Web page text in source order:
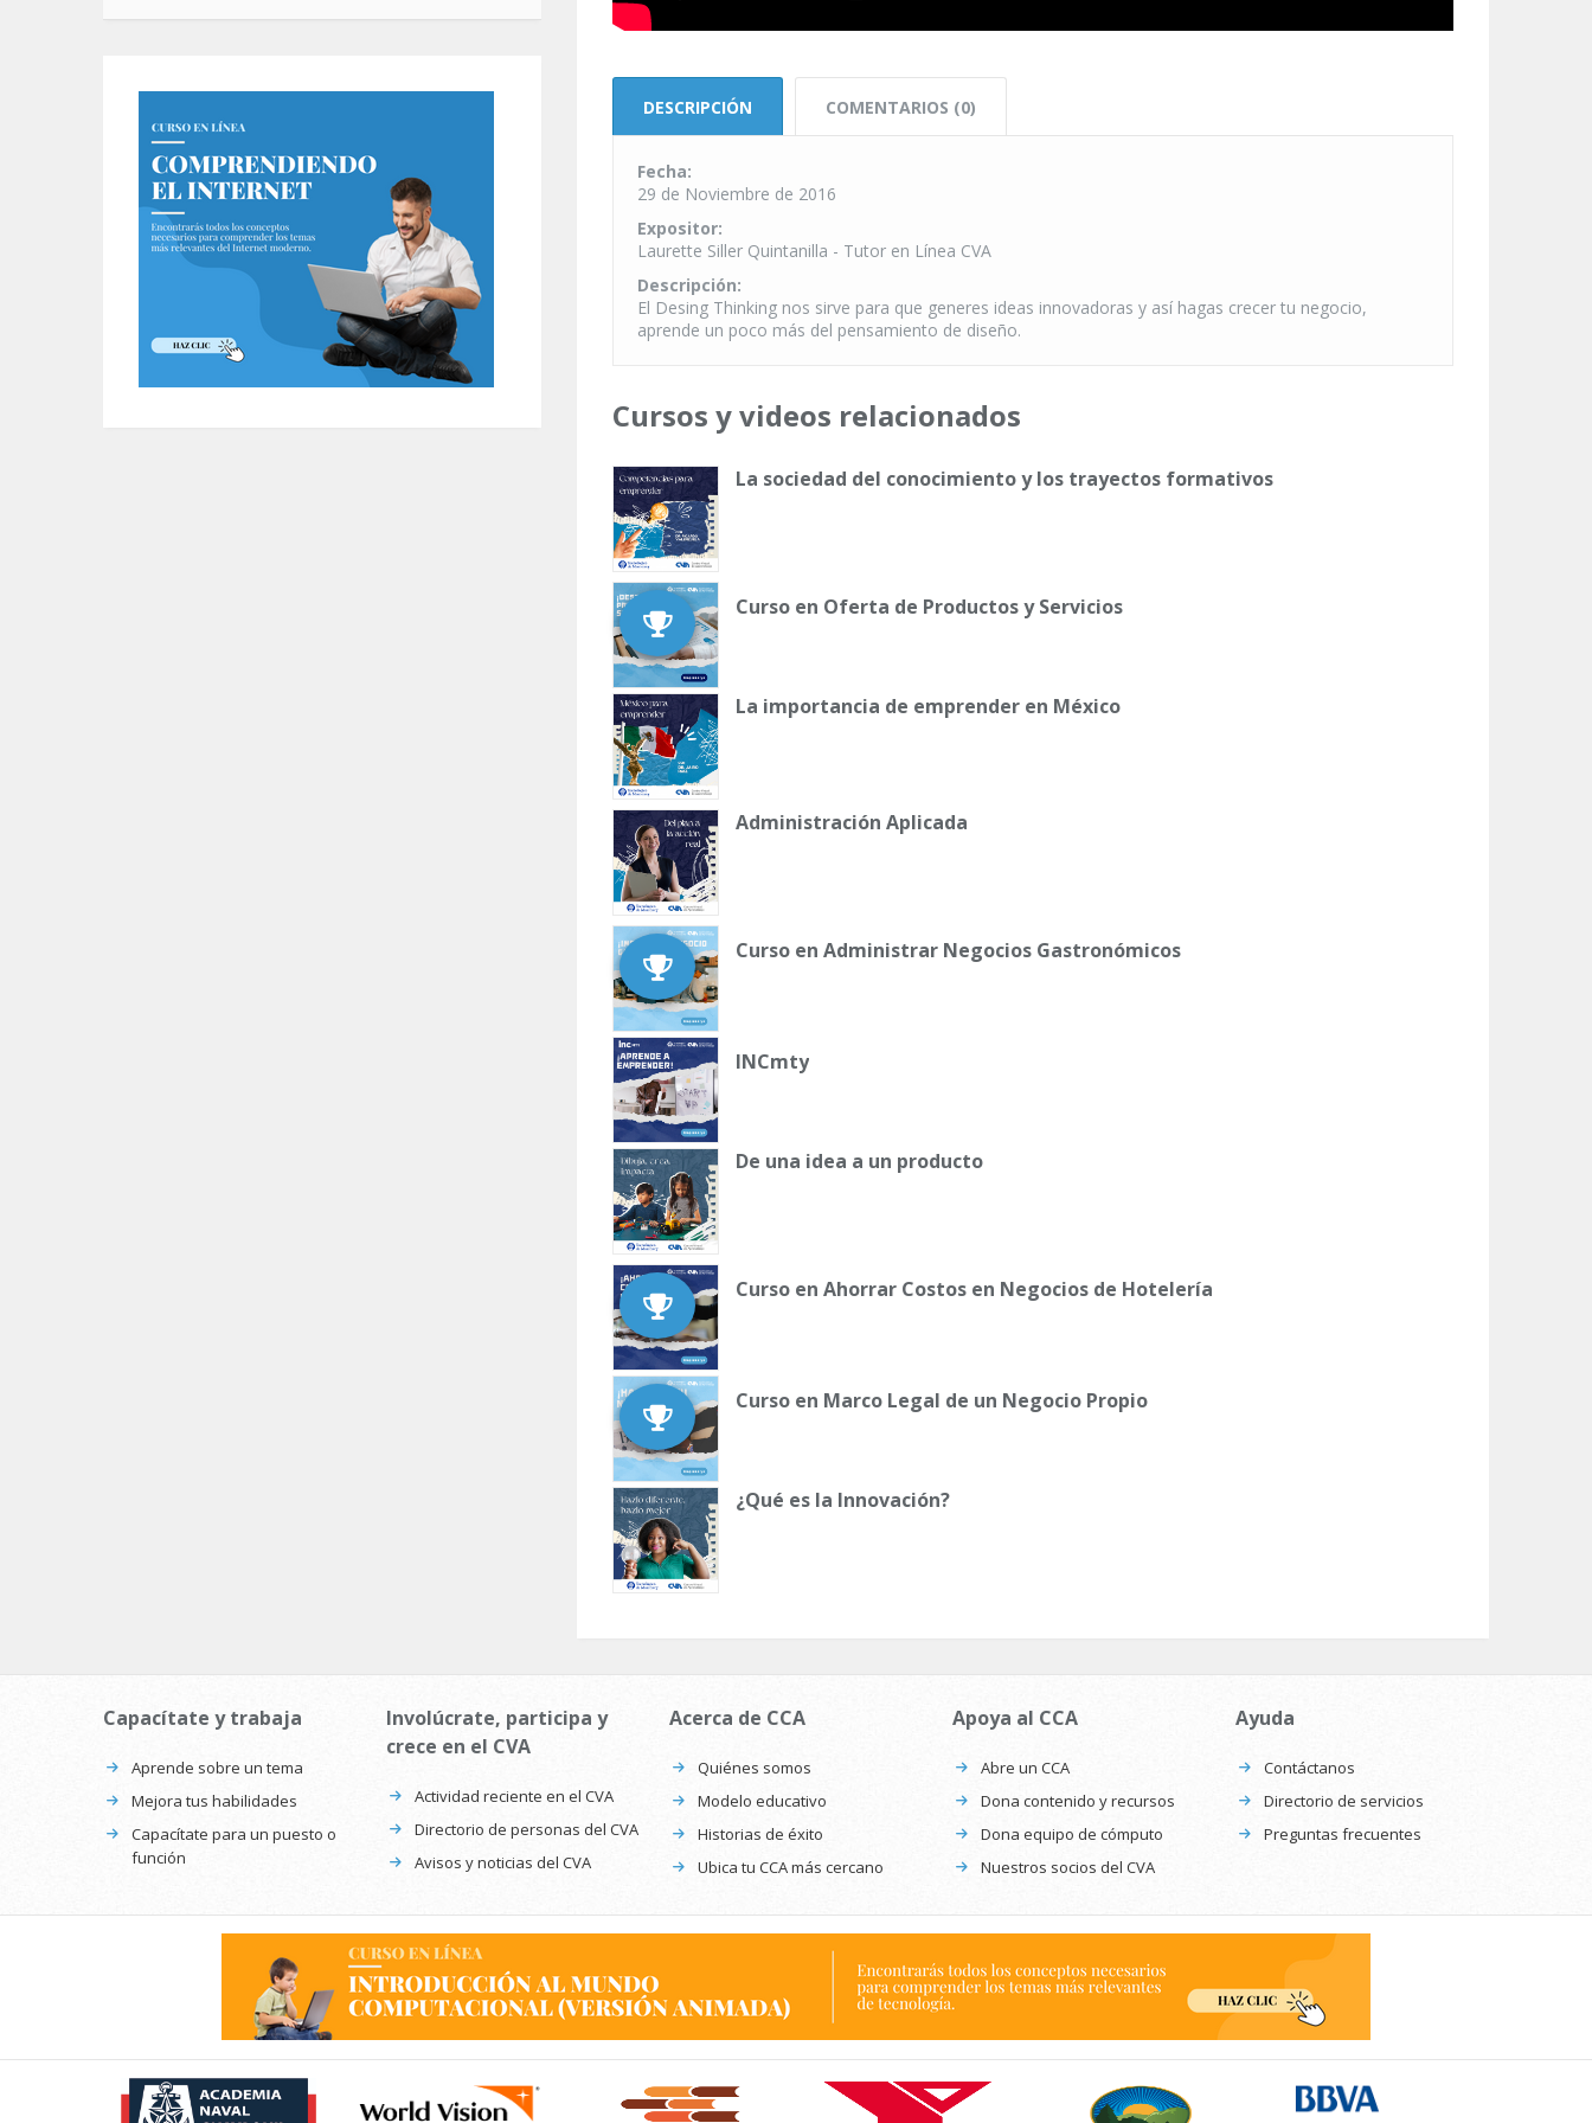
DESCRIPCIÓN COMENTARIOS (0)
Fecha:
29 de Noviembre de 2016
Expositor:
Laurette Siller Quintanilla - Tutor en Línea CVA
Descripción:
El Desing Thinking nos sirve para que generes ideas innovadoras y así hagas crecer tu negocio,
aprende un poco más del pensamiento de diseño.
Cursos y videos relacionados
La sociedad del conocimiento y los trayectos formativos
Curso en Oferta de Productos y Servicios
La importancia de emprender en México
Administración Aplicada
Curso en Administrar Negocios Gastronómicos
INCmty
De una idea a un producto
Curso en Ahorrar Costos en Negocios de Hotelería
Curso en Marco Legal de un Negocio Propio
¿Qué es la Innovación?
Capacítate y trabaja
Aprende sobre un tema
Mejora tus habilidades
Capacítate para un puesto o
función
Involúcrate, participa y
crece en el CVA
Actividad reciente en el CVA
Directorio de personas del CVA
Avisos y noticias del CVA
Acerca de CCA
Quiénes somos
Modelo educativo
Historias de éxito
Ubica tu CCA más cercano
Apoya al CCA
Abre un CCA
Dona contenido y recursos
Dona equipo de cómputo
Nuestros socios del CVA
Ayuda
Contáctanos
Directorio de servicios
Preguntas frecuentes